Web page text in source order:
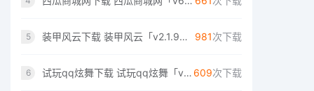
5 装甲风云下载 装甲风云「v2.1.9」标准版 981次下载
6 试玩qq炫舞下载 试玩qq炫舞「v1.8.9」战令版 609次下载